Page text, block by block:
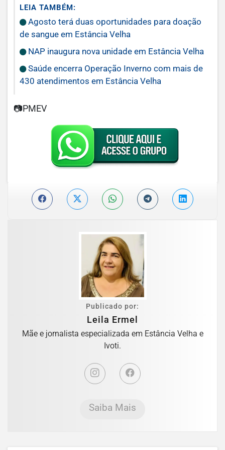
LEIA TAMBÉM:
Agosto terá duas oportunidades para doação
de sangue em Estância Velha
NAP inaugura nova unidade em Estância Velha
Saúde encerra Operação Inverno com mais de
430 atendimentos em Estância Velha
📷PMEV
Publicado por:
Leila Ermel
Mãe e jornalista especializada em Estância Velha e
Ivoti.
Saiba Mais